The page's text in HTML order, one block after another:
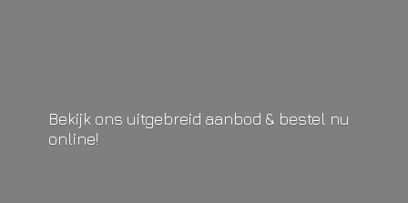
Bekijk ons uitgebreid aanbod & bestel nu
online!